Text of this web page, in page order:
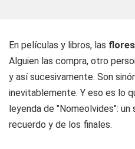
En películas y libros, las flores
Alguien las compra, otro
y así sucesivamente. Son
inevitablemente. Y eso es lo
leyenda de "Nomeolvides": un
recuerdo y de los finales.